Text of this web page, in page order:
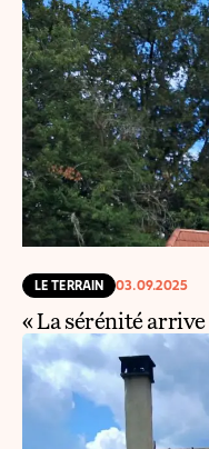
LE TERRAIN 03.09.2025
« La sérénité